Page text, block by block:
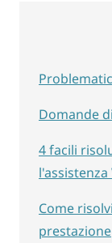
Domande
4 facili
l'assistenza
Come
prestazione